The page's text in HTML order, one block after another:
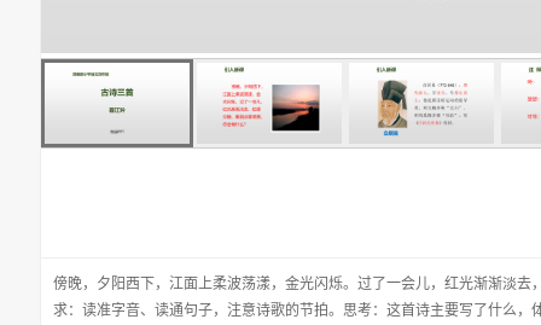
傍晚，夕阳西下，江面上柔波荡漾，金光闪烁。过了一会儿，红光渐渐淡去
求：读准字音、读通句子，注意诗歌的节拍。思考：这首诗主要写了什么